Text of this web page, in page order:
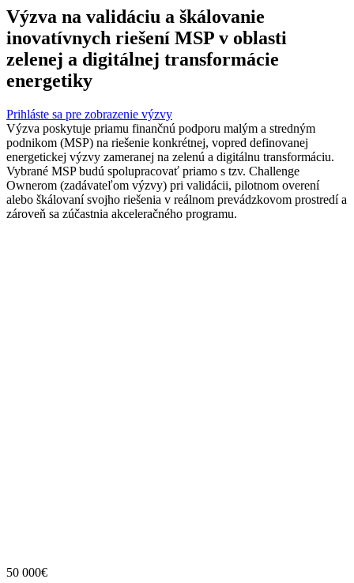
Výzva na validáciu a škálovanie
inovatívnych riešení MSP v oblasti
zelenej a digitálnej transformácie
energetiky
Prihláste sa pre zobrazenie výzvy
Výzva poskytuje priamu finančnú podporu malým a stredným
podnikom (MSP) na riešenie konkrétnej, vopred definovanej
energetickej výzvy zameranej na zelenú a digitálnu transformáciu.
Vybrané MSP budú spolupracovať priamo s tzv. Challenge
Ownerom (zadávateľom výzvy) pri validácii, pilotnom overení
alebo škálovaní svojho riešenia v reálnom prevádzkovom prostredí a
zároveň sa zúčastnia akceleračného programu.
50 000€